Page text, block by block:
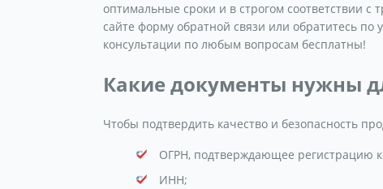
оптимальные сроки и в строгом соответствии с
сайте форму обратной связи или обратитесь
консультации по любым вопросам бесплатны!
Какие документы нужны
Чтобы подтвердить качество и безопасность
ОГРН, подтверждающее регистрацию
ИНН;